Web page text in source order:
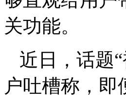
关功能。
近日，话题
户吐槽称，即